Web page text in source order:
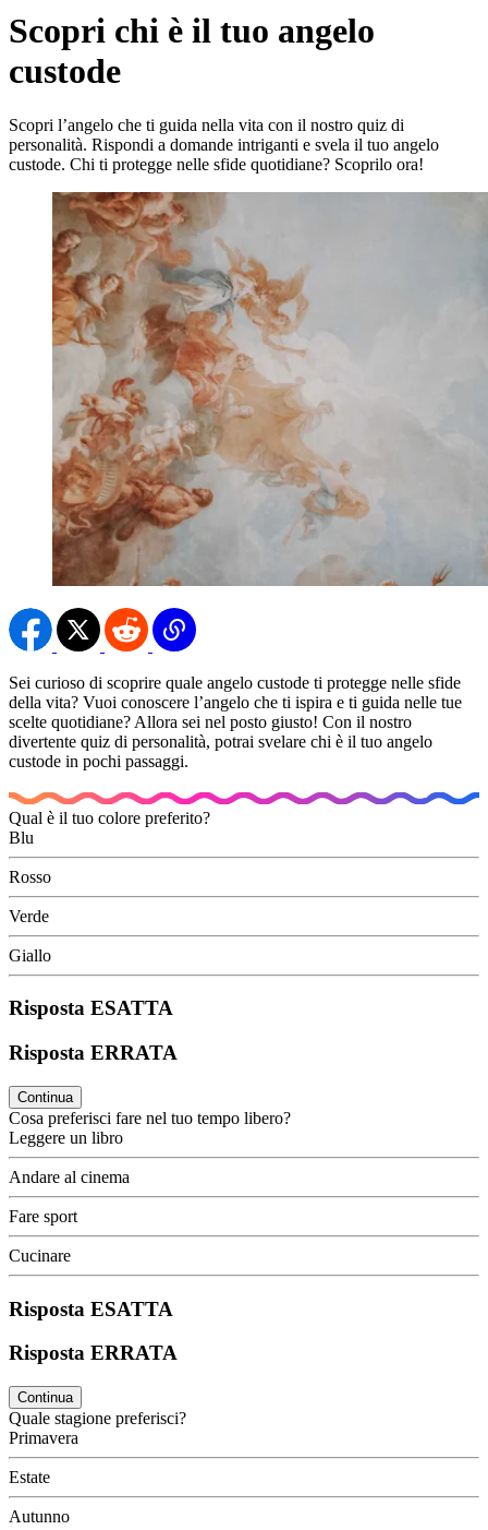
Scopri chi è il tuo angelo
custode
Scopri l’angelo che ti guida nella vita con il nostro quiz di
personalità. Rispondi a domande intriganti e svela il tuo angelo
custode. Chi ti protegge nelle sfide quotidiane? Scoprilo ora!
Sei curioso di scoprire quale angelo custode ti protegge nelle sfide
della vita? Vuoi conoscere l’angelo che ti ispira e ti guida nelle tue
scelte quotidiane? Allora sei nel posto giusto! Con il nostro
divertente quiz di personalità, potrai svelare chi è il tuo angelo
custode in pochi passaggi.
Qual è il tuo colore preferito?
Blu
Rosso
Verde
Giallo
Risposta ESATTA
Risposta ERRATA
Continua
Cosa preferisci fare nel tuo tempo libero?
Leggere un libro
Andare al cinema
Fare sport
Cucinare
Risposta ESATTA
Risposta ERRATA
Continua
Quale stagione preferisci?
Primavera
Estate
Autunno